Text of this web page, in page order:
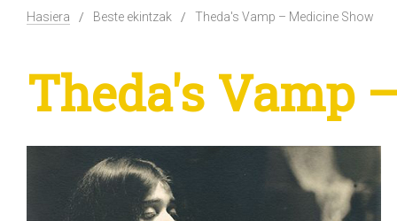
Hasiera Beste ekintzak Theda's Vamp – Medicine Show
Theda's Vamp